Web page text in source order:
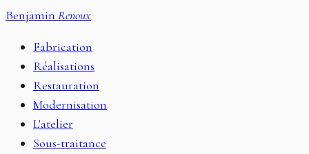
Benjamin Renoux
Fabrication
Réalisations
Restauration
Modernisation
L'atelier
Sous-traitance